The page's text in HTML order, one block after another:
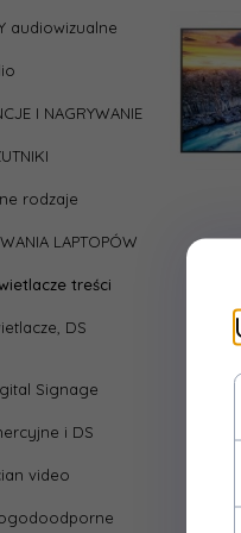
audiowizualne
I NAGRYWANIE
rodzaje
LAPTOPÓW
treści
DS
Signage
i DS
video